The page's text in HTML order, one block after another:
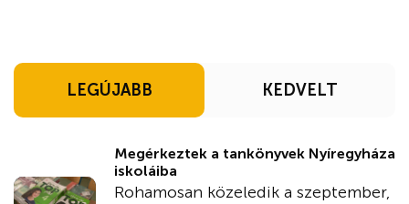
LEGÚJABB KEDVELT
Megérkeztek a tankönyvek Nyíregyháza
iskoláiba
Rohamosan közeledik a szeptember,